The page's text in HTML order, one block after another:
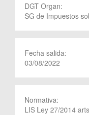
DGT Organ:
SG de Impuestos
Fecha salida:
03/08/2022
Normativa:
LIS Ley 27/2014